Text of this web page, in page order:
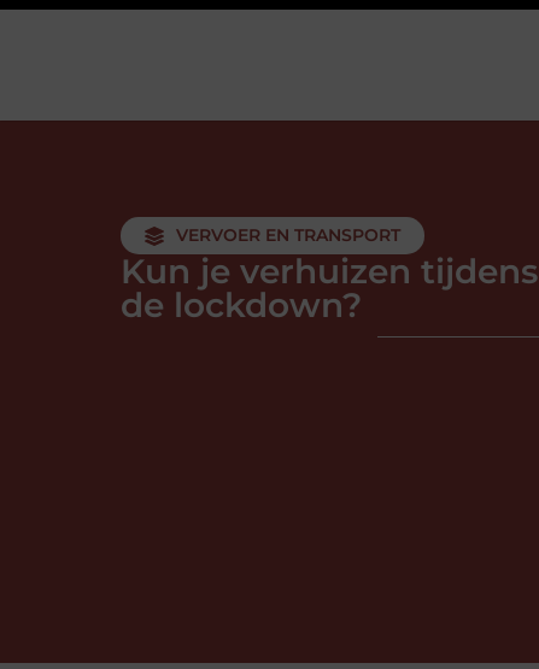
VERVOER EN TRANSPORT
Kun je verhuizen tijdens
de lockdown?